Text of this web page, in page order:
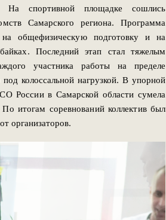
На спортивной площадке сошлись
Самарского региона. Программа
общефизическую подготовку и на
Последний этап стал тяжелым
участника работы на пределе
колоссальной нагрузкой. В упорной
России в Самарской области сумела
итогам соревнований коллектив был
организаторов.